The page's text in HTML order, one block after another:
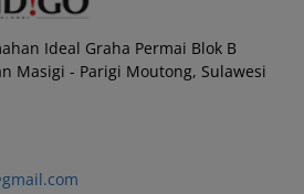
Ideal Graha Permai Blok B
Masigi - Parigi Moutong, Sulawesi